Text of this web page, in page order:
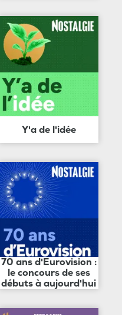
Y'a de l'idée
70 ans d'Eurovision :
le concours de ses
débuts à aujourd'hui